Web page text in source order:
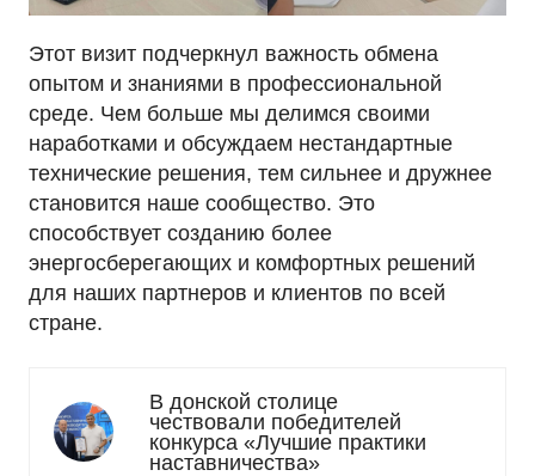
Этот визит подчеркнул важность обмена
опытом и знаниями в профессиональной
среде. Чем больше мы делимся своими
наработками и обсуждаем нестандартные
технические решения, тем сильнее и дружнее
становится наше сообщество. Это
способствует созданию более
энергосберегающих и комфортных решений
для наших партнеров и клиентов по всей
стране.
В донской столице
чествовали победителей
конкурса «Лучшие практики
наставничества»